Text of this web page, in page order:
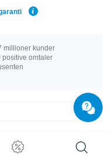
millioner kunder
positive omtaler
er 10 mm. En svært